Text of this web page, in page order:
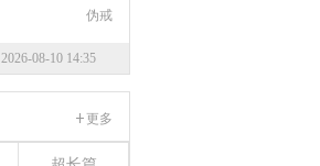
伪戒
08-10 14:35
更多